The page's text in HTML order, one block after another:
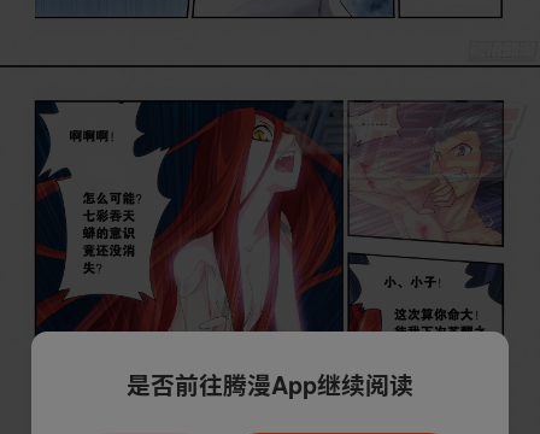
是否前往腾漫App继续阅读